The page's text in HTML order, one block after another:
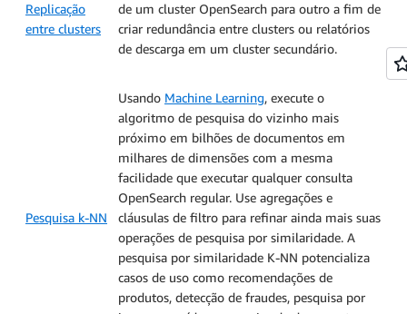
Replicação
entre clusters
de um cluster OpenSearch para outro a fim de
criar redundância entre clusters ou relatórios
de descarga em um cluster secundário.
Pesquisa k-NN
Usando Machine Learning, execute o
algoritmo de pesquisa do vizinho mais
próximo em bilhões de documentos em
milhares de dimensões com a mesma
facilidade que executar qualquer consulta
OpenSearch regular. Use agregações e
cláusulas de filtro para refinar ainda mais suas
operações de pesquisa por similaridade. A
pesquisa por similaridade K-NN potencializa
casos de uso como recomendações de
produtos, detecção de fraudes, pesquisa por